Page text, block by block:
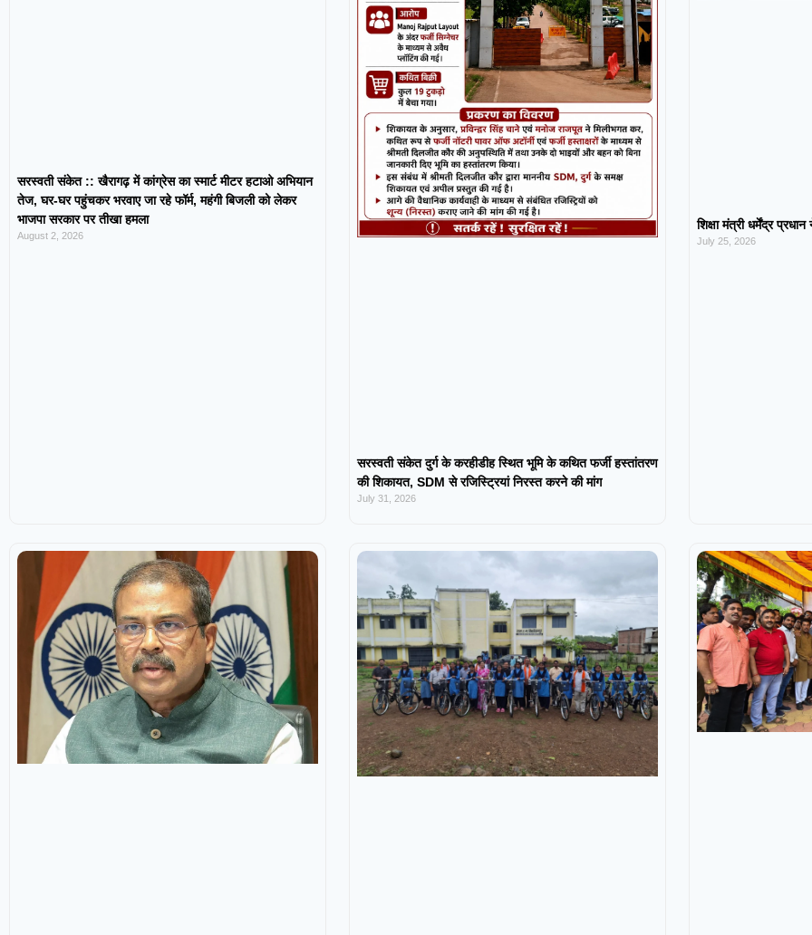
सरस्वती संकेत :: खैरागढ़ में कांग्रेस का स्मार्ट मीटर हटाओ अभियान
तेज, घर-घर पहुंचकर भरवाए जा रहे फॉर्म, महंगी बिजली को लेकर
भाजपा सरकार पर तीखा हमला
August 2, 2026
सरस्वती संकेत दुर्ग के करहीडीह स्थित भूमि के कथित फर्जी हस्तांतरण
की शिकायत, SDM से रजिस्ट्रियां निरस्त करने की मांग
July 31, 2026
शिक्षा मंत्री धर्मेंद्र
July 25, 2026